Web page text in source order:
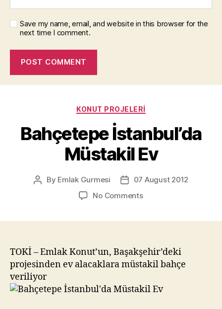
Save my name, email, and website in this browser for the
next time I comment.
Categories
KONUT PROJELERI
Bahçetepe İstanbul’da
Müstakil Ev
Post
By Emlak Gurmesi
Post
date
07 August 2012
No Commentson
TOKİ – Emlak Konut’un, Başakşehir’deki
projesinden ev alacaklara müstakil bahçe
veriliyor